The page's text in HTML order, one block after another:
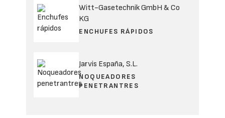
Witt-Gasetechnik GmbH & Co
KG
ENCHUFES RÁPIDOS
Jarvis España, S.L.
NOQUEADORES
PENETRANTRES